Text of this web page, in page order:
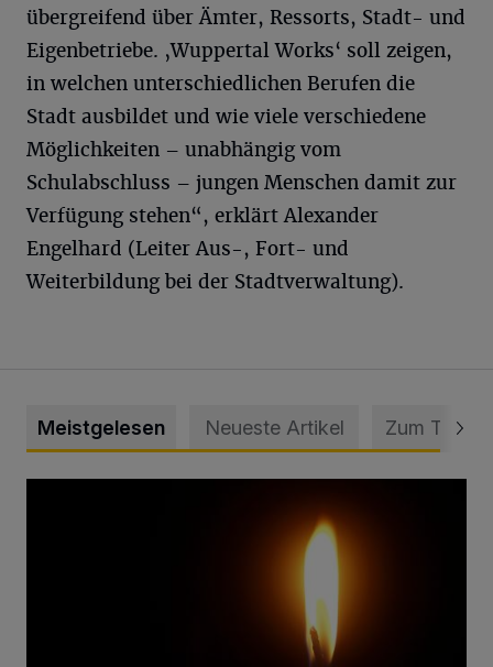
übergreifend über Ämter, Ressorts, Stadt- und
Eigenbetriebe. ‚Wuppertal Works‘ soll zeigen,
in welchen unterschiedlichen Berufen die
Stadt ausbildet und wie viele verschiedene
Möglichkeiten – unabhängig vom
Schulabschluss – jungen Menschen damit zur
Verfügung stehen“, erklärt Alexander
Engelhard (Leiter Aus-, Fort- und
Weiterbildung bei der Stadtverwaltung).
Meistgelesen Neueste Artikel Zum Thema